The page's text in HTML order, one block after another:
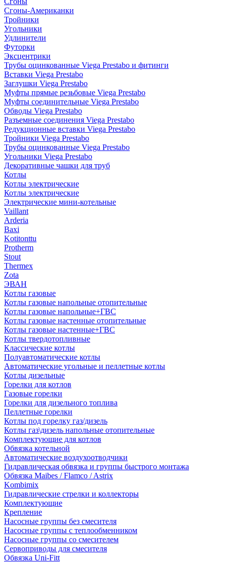
Сгоны-Американки
Тройники
Угольники
Удлинители
Футорки
Эксцентрики
Трубы оцинкованные Viega Prestabo и фитинги
Вставки Viega Prestabo
Заглушки Viega Prestabo
Муфты прямые резьбовые Viega Prestabo
Муфты соединительные Viega Prestabo
Обводы Viega Prestabo
Разъемные соединения Viega Prestabo
Редукционные вставки Viega Prestabo
Тройники Viega Prestabo
Трубы оцинкованные Viega Prestabo
Угольники Viega Prestabo
Декоративные чашки для труб
Котлы
Котлы электрические
Котлы электрические
Электрические мини-котельные
Vaillant
Arderia
Baxi
Kotitonttu
Protherm
Stout
Thermex
Zota
ЭВАН
Котлы газовые
Котлы газовые напольные отопительные
Котлы газовые напольные+ГВС
Котлы газовые настенные отопительные
Котлы газовые настенные+ГВС
Котлы твердотопливные
Классические котлы
Полуавтоматические котлы
Автоматические угольные и пеллетные котлы
Котлы дизельные
Горелки для котлов
Газовые горелки
Горелки для дизельного топлива
Пеллетные горелки
Котлы под горелку газ/дизель
Котлы газ\дизель напольные отопительные
Комплектующие для котлов
Обвязка котельной
Автоматические воздухоотводчики
Гидравлическая обвязка и группы быстрого монтажа
Обвязка Maibes / Flamco / Astrix
Kombimix
Гидравлические стрелки и коллекторы
Комплектующие
Крепление
Насосные группы без смесителя
Насосные группы с теплообменником
Насосные группы со смесителем
Сервоприводы для смесителя
Обвязка Uni-Fitt